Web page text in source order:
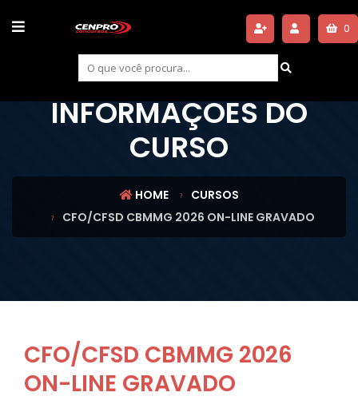
0
INFORMAÇÕES DO
CURSO
HOME
CURSOS
CFO/CFSD CBMMG 2026 ON-LINE GRAVADO
CFO/CFSD CBMMG 2026
ON-LINE GRAVADO